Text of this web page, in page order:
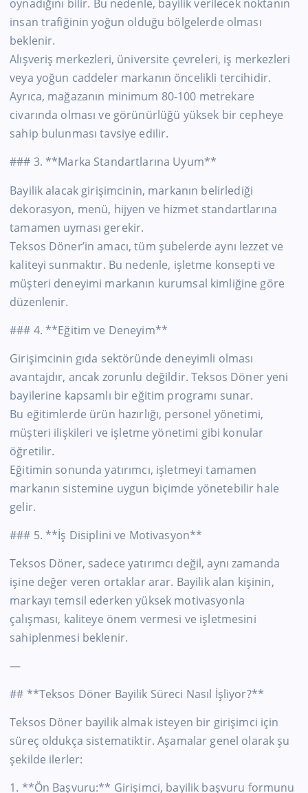
oynadığını bilir. Bu nedenle, bayilik verilecek noktanın
insan trafiğinin yoğun olduğu bölgelerde olması
beklenir.
Alışveriş merkezleri, üniversite çevreleri, iş merkezleri
veya yoğun caddeler markanın öncelikli tercihidir.
Ayrıca, mağazanın minimum 80-100 metrekare
civarında olması ve görünürlüğü yüksek bir cepheye
sahip bulunması tavsiye edilir.
### 3. **Marka Standartlarına Uyum**
Bayilik alacak girişimcinin, markanın belirlediği
dekorasyon, menü, hijyen ve hizmet standartlarına
tamamen uyması gerekir.
Teksos Döner’in amacı, tüm şubelerde aynı lezzet ve
kaliteyi sunmaktır. Bu nedenle, işletme konsepti ve
müşteri deneyimi markanın kurumsal kimliğine göre
düzenlenir.
### 4. **Eğitim ve Deneyim**
Girişimcinin gıda sektöründe deneyimli olması
avantajdır, ancak zorunlu değildir. Teksos Döner yeni
bayilerine kapsamlı bir eğitim programı sunar.
Bu eğitimlerde ürün hazırlığı, personel yönetimi,
müşteri ilişkileri ve işletme yönetimi gibi konular
öğretilir.
Eğitimin sonunda yatırımcı, işletmeyi tamamen
markanın sistemine uygun biçimde yönetebilir hale
gelir.
### 5. **İş Disiplini ve Motivasyon**
Teksos Döner, sadece yatırımcı değil, aynı zamanda
işine değer veren ortaklar arar. Bayilik alan kişinin,
markayı temsil ederken yüksek motivasyonla
çalışması, kaliteye önem vermesi ve işletmesini
sahiplenmesi beklenir.
—
## **Teksos Döner Bayilik Süreci Nasıl İşliyor?**
Teksos Döner bayilik almak isteyen bir girişimci için
süreç oldukça sistematiktir. Aşamalar genel olarak şu
şekilde ilerler:
1. **Ön Başvuru:** Girişimci, bayilik başvuru formunu